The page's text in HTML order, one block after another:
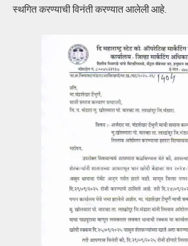
स्थगित करण्याची विनंती करण्यात आलेली आहे.